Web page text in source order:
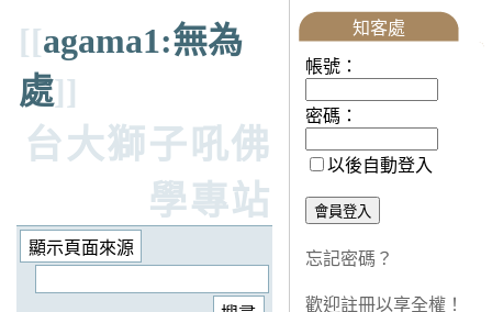
[[agama1:無為
處]]
台大獅子吼佛
學專站
知客處
帳號：
密碼：
以後自動登入
忘記密碼？
歡迎註冊以享全權！